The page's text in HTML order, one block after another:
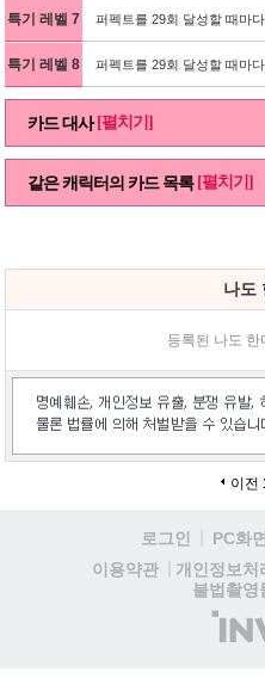
특기 레벨 7 퍼펙트를 29회 달성할 때마
특기 레벨 8 퍼펙트를 29회 달성할 때마
카드 대사 [펼치기]
같은 캐릭터의 카드 목록 [펼치기]
나도
등록된 나도 한
이전
로그인 PC화면
이용약관
개인정보처
불법촬영